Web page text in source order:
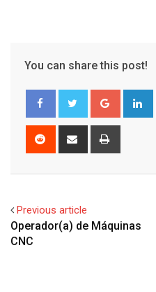
You can share this post!
Google+
Reddit
Share
Previous article
Operador(a) de Máquinas
CNC